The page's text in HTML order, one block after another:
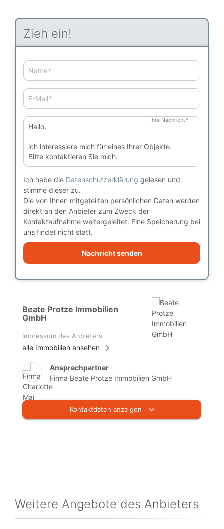
Zieh ein!
Name*
E-Mail*
Ihre Nachricht*
Ich habe die Datenschutzerklärung gelesen und
stimme dieser zu.
Die von Ihnen mitgeteilten persönlichen Daten werden
direkt an den Anbieter zum Zweck der
Kontaktaufnahme weitergeleitet. Eine Speicherung bei
uns findet nicht statt.
Nachricht senden
Beate Protze Immobilien
GmbH
Impressum des Anbieters
alle Immobilien ansehen
Ansprechpartner
Firma Beate Protze Immobilien GmbH
Kontaktdaten anzeigen
Weitere Angebote des Anbieters